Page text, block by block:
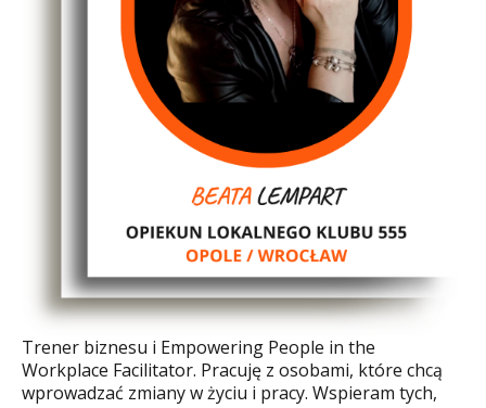
Trener biznesu i Empowering People in the
Workplace Facilitator. Pracuję z osobami, które chcą
wprowadzać zmiany w życiu i pracy. Wspieram tych,